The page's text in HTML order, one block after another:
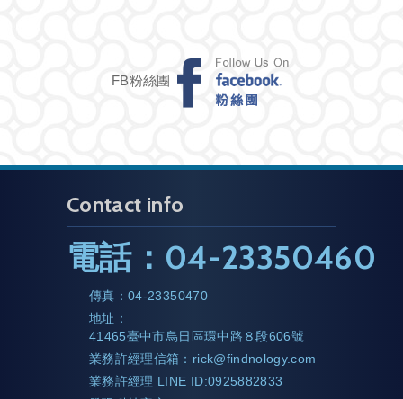
FB粉絲團
Contact info
電話： 04-23350460
傳真：04-23350470
地址：
41465臺中市烏日區環中路８段606號
業務許經理信箱： rick@findnology.com
業務許經理 LINE ID:0925882833